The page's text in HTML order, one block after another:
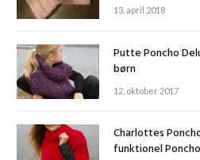
13. april 2018
Putte Poncho
børn
12. oktober 2017
Charlottes
funktionel Poncho